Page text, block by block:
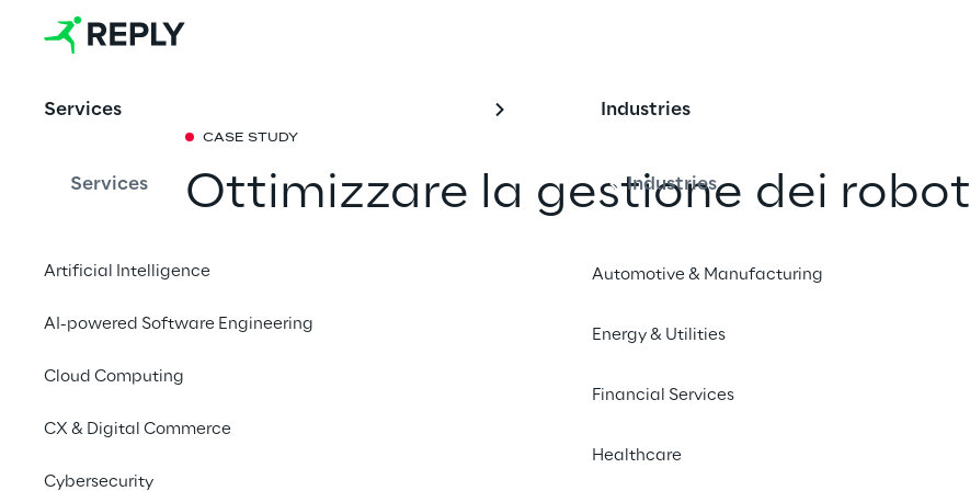
Services
Services
Artificial Intelligence
AI-powered Software Engineering
Cloud Computing
CX & Digital Commerce
Cybersecurity
Industries
Industries
Automotive & Manufacturing
Energy & Utilities
Financial Services
Healthcare
CASE STUDY
Ottimizzare la gestione dei robot
Innovation Center ed Università Cattolica, Sprint Reply ha